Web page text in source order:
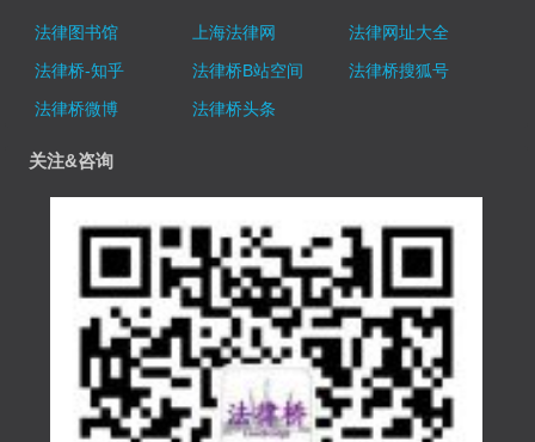
法律图书馆 上海法律网
法律网址大全
法律桥-知乎
法律桥B站空间
法律桥搜狐号
法律桥微博
法律桥头条
关注&咨询